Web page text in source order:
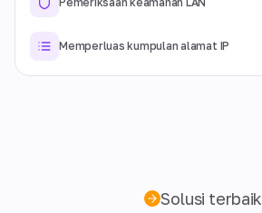
Memperluas kumpulan alamat IP
Solusi terbaik